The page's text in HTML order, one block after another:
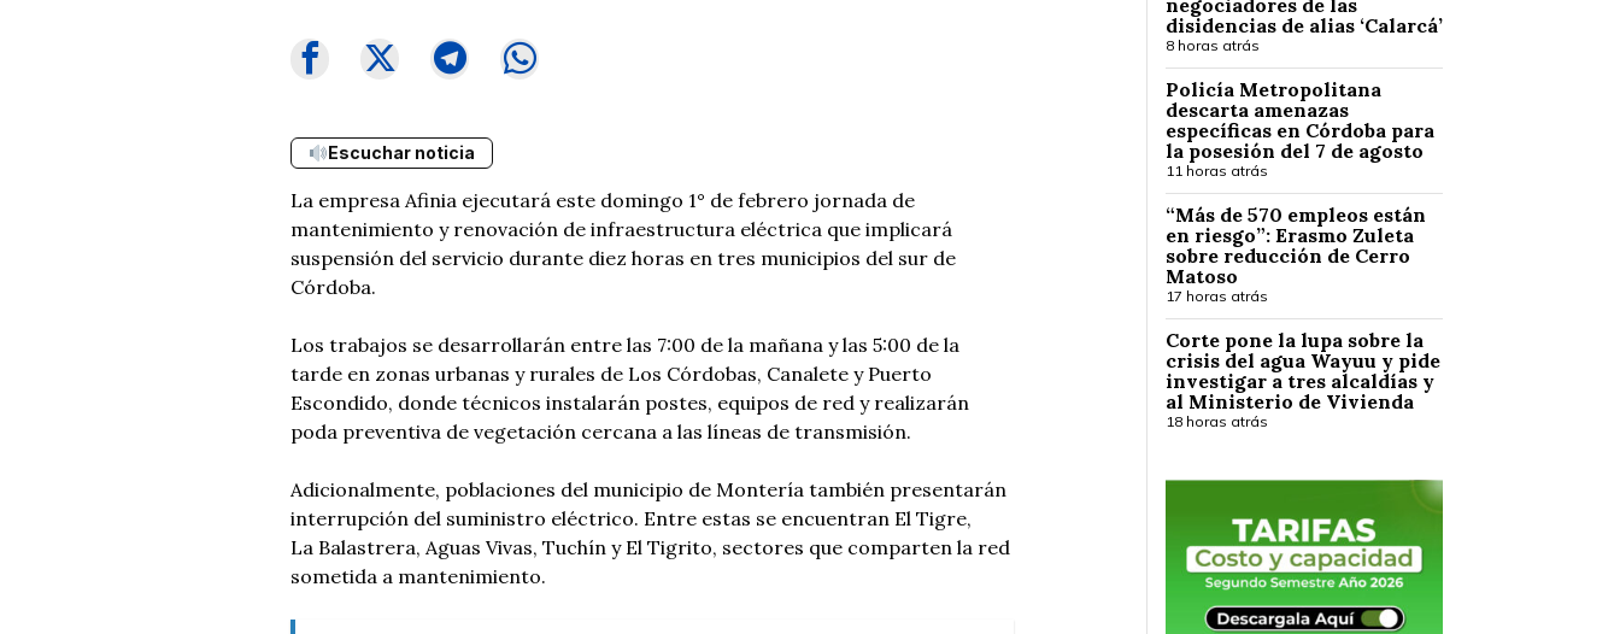
Escuchar noticia
La empresa Afinia ejecutará este domingo 1° de febrero jornada de
mantenimiento y renovación de infraestructura eléctrica que implicará
suspensión del servicio durante diez horas en tres municipios del sur de
Córdoba.
Los trabajos se desarrollarán entre las 7:00 de la mañana y las 5:00 de la
tarde en zonas urbanas y rurales de Los Córdobas, Canalete y Puerto
Escondido, donde técnicos instalarán postes, equipos de red y realizarán
poda preventiva de vegetación cercana a las líneas de transmisión.
Adicionalmente, poblaciones del municipio de Montería también presentarán
interrupción del suministro eléctrico. Entre estas se encuentran El Tigre,
La Balastrera, Aguas Vivas, Tuchín y El Tigrito, sectores que comparten la red
sometida a mantenimiento.
disidencias de alias ‘Calarcá’
8 horas atrás
Policía Metropolitana
descarta amenazas
específicas en Córdoba para
la posesión del 7 de agosto
11 horas atrás
“Más de 570 empleos están
en riesgo”: Erasmo Zuleta
sobre reducción de Cerro
Matoso
17 horas atrás
Corte pone la lupa sobre la
crisis del agua Wayuu y pide
investigar a tres alcaldías y
al Ministerio de Vivienda
18 horas atrás